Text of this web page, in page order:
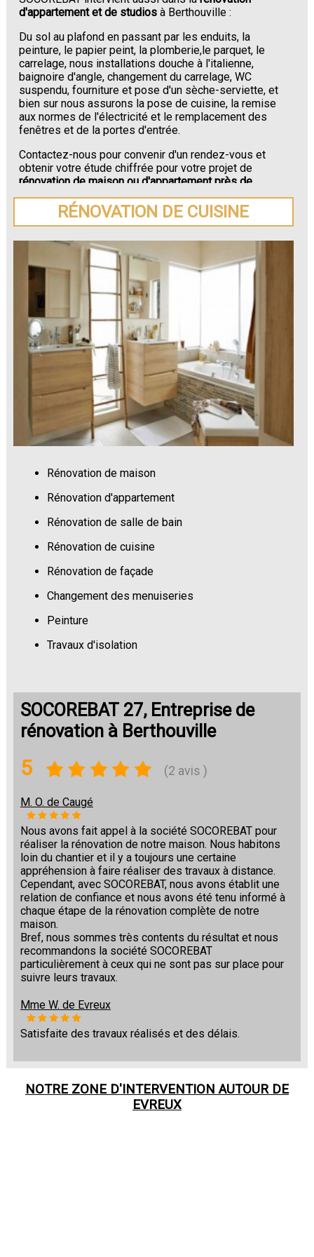
d'appartement et de studios à Berthouville :
Du sol au plafond en passant par les enduits, la
peinture, le papier peint, la plomberie,le parquet, le
carrelage, nous installations douche à l'italienne,
baignoire d'angle, changement du carrelage, WC
suspendu, fourniture et pose d'un sèche-serviette, et
bien sur nous assurons la pose de cuisine, la remise
aux normes de l'électricité et le remplacement des
fenêtres et de la portes d'entrée.
Contactez-nous pour convenir d'un rendez-vous et
obtenir votre étude chiffrée pour votre projet de
rénovation de maison ou d'appartement près de
Berthouville.
RÉNOVATION DE CUISINE
Rénovation de maison
Rénovation d'appartement
Rénovation de salle de bain
Rénovation de cuisine
Rénovation de façade
Changement des menuiseries
Peinture
Travaux d'isolation
SOCOREBAT 27, Entreprise de
rénovation à Berthouville
5 (2 avis )
M. O. de Caugé
Nous avons fait appel à la société SOCOREBAT pour
réaliser la rénovation de notre maison. Nous habitons
loin du chantier et il y a toujours une certaine
appréhension à faire réaliser des travaux à distance.
Cependant, avec SOCOREBAT, nous avons établit une
relation de confiance et nous avons été tenu informé à
chaque étape de la rénovation complète de notre
maison.
Bref, nous sommes très contents du résultat et nous
recommandons la société SOCOREBAT
particulièrement à ceux qui ne sont pas sur place pour
suivre leurs travaux.
Mme W. de Evreux
Satisfaite des travaux réalisés et des délais.
NOTRE ZONE D'INTERVENTION AUTOUR DE
EVREUX